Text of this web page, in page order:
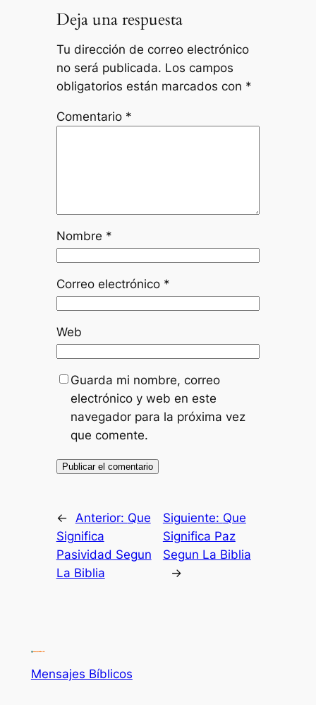
Deja una respuesta
Tu dirección de correo electrónico
no será publicada. Los campos
obligatorios están marcados con *
Comentario *
Nombre *
Correo electrónico *
Web
Guarda mi nombre, correo
electrónico y web en este
navegador para la próxima vez
que comente.
← Anterior: Que
Significa
Pasividad Segun
La Biblia
Siguiente: Que
Significa Paz
Segun La Biblia
→
Mensajes Bíblicos